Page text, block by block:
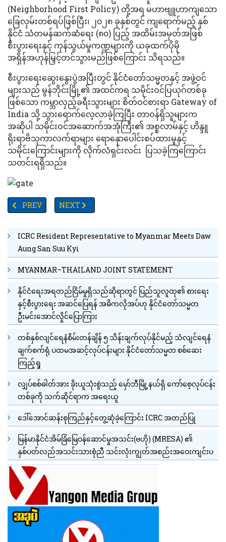
(Neighborhood First Policy) တို့အရ မဟာဗျူဟာကျသော
ခြေလှမ်းတစ်ရပ်ဖြစ်ပြီး၊ ၂၀၂၈ ခုနှစ်တွင် ကျရောက်မည့် နှစ်
နိုင်ငံ သံတမန်ဆက်ဆံရေး (၈၀) ပြည့် အထိမ်းအမှတ်အဖြစ်
စီးပွားရေးနှင့် ကုန်သွယ်မှုကဏ္ဍများကို ယခုထက်ပိုမို
အရှိန်အဟုန်မြှင့်တင်သွားမည်ဖြစ်ကြောင်း သိရသည်။
စီးပွားရေးဆွေးနွေးပွဲအပြီးတွင် နိုင်ငံတော်သမ္မတနှင့် အဖွဲ့ဝင်
များသည် မွန်ဘိုင်းမြို့၏ အထင်ကရ သမိုင်းဝင်ပြယုဂ်တစ်ခု
ဖြစ်သော ကမ္ဘာလှည့်ခရီးသွားများ စိတ်ဝင်စားရာ Gateway of
India သို့ သွားရောက်လေ့လာခဲ့ကြပြီး တာဝန်ရှိသူများက
အဆိုပါ သမိုင်းဝင်အဆောက်အအုံကြီး၏ အစ္စလာမ်နှင့် ဟိန္ဒူ
ရိုးရာဗိသုကာလက်ရာများ ရောနှောပေါင်းစပ်ထားမှုနှင့်
သမိုင်းကြောင်းများကို လိုက်လံရှင်းလင်း ပြသခဲ့ကြကြောင်း
သတင်းရရှိသည်။
PREVIOUS ARTICLE: "၂၀၂၆ ခုနှစ် တရုတ်ရုပ်ရှင်ပြပွဲ "ရက်သတ္တပ
PREV NEXT ARTICLE: လာမည့်(၁၀)နှစ်အတွင်း မြို့ပြမျာ
NEXT
ICRC Resident Representative to Myanmar Meets Daw
Aung San Suu Kyi
MYANMAR–THAILAND JOINT STATEMENT
နိုင်ငံရေးအရတည်ငြိမ်မှုရှိသည်ဆိုရာတွင် ပြည်သူလူထု၏ စားရေး
နှင့်စီးပွားရေး အဆင်ပြေရန် အဓိကလိုအပ်ဟု နိုင်ငံတော်သမ္မတ
ဦးမင်းအောင်လှိုင်ပြောကြား
တစ်နှစ်လျင်ရေနံစိမ်းတန်ချိန် ၅ သိန်းချက်လုပ်နိုင်မည့် သံလျင်ရေနံ
ချက်စက်ရုံ ပထမအဆင့်လုပ်ငန်းများ နိုင်ငံတော်သမ္မတ စစ်ဆေး
ကြည့်ရှု
လျှပ်စစ်ဓါတ်အား ခိုးယူသုံးစွဲသည့် မှော်ဘီမြို့နယ်ရှိ ကော်စေ့လုပ်ငန်း
တစ်ခုကို သက်ဆိုင်ရာက အရေးယူ
ဒေါ်အောင်ဆန်းစုကြည်နှင့်တွေ့ဆုံခဲ့ကြောင်း ICRC အတည်ပြု
မြန်မာနိုင်ငံအိမ်ခြံမြေဝန်ဆောင်မှုအသင်း(ဗဟို) (MRESA) ၏
နှစ်ပတ်လည်အသင်းသားစုံညီ သင်းလုံးကျွတ်အစည်းအဝေးကျင်းပ